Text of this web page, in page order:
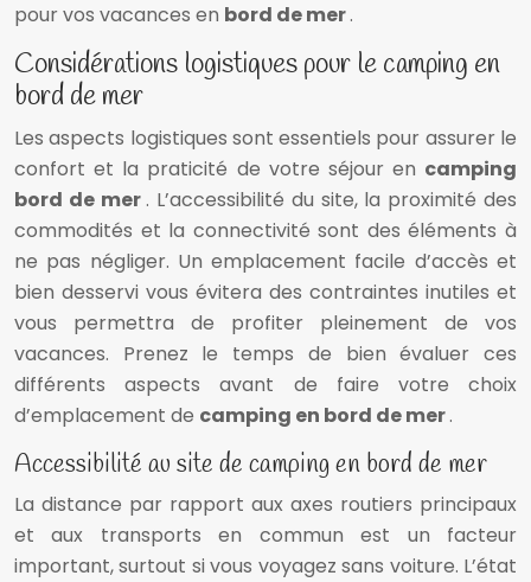
pour vos vacances en bord de mer.
Considérations logistiques pour le camping en
bord de mer
Les aspects logistiques sont essentiels pour assurer le
confort et la praticité de votre séjour en camping
bord de mer. L’accessibilité du site, la proximité des
commodités et la connectivité sont des éléments à
ne pas négliger. Un emplacement facile d’accès et
bien desservi vous évitera des contraintes inutiles et
vous permettra de profiter pleinement de vos
vacances. Prenez le temps de bien évaluer ces
différents aspects avant de faire votre choix
d’emplacement de camping en bord de mer.
Accessibilité au site de camping en bord de mer
La distance par rapport aux axes routiers principaux
et aux transports en commun est un facteur
important, surtout si vous voyagez sans voiture. L’état